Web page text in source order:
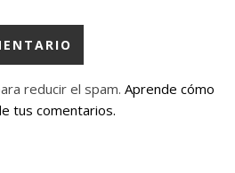
reducir el spam. Aprende cómo
tus comentarios.